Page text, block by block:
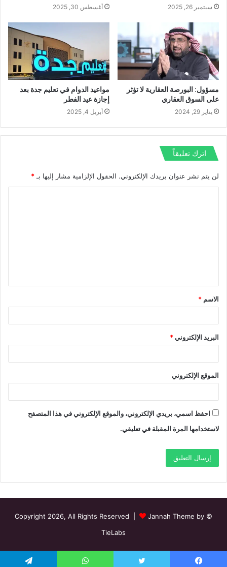
سبتمبر 26, 2025 أغسطس 30, 2025
مسؤول: البورصة العقارية لا تؤثر
على السوق العقاري
يناير 29, 2024
مواعيد الدوام في تعليم جدة بعد
إجازة عيد الفطر
أبريل 4, 2025
اترك تعليقاً
لن يتم نشر عنوان بريدك الإلكتروني. الحقول الإلزامية مشار إليها بـ *
ق
*
الاسم *
البريد الإلكتروني*
الموقع الإلكتروني
احفظ اسمي، بريدي الإلكتروني، والموقع الإلكتروني في هذا المتصفح
لاستخدامها المرة المقبلة في تعليقي.
© Copyright 2026, All Rights Reserved |
Jannah Theme by
TieLabs